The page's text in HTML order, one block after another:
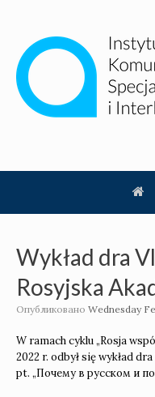
инструментов
Wykład dra
Rosyjska
Опубликовано Wednesday
W ramach cyklu „Rosja
2022 r. odbył się wykład
pt. „Почему в русском и